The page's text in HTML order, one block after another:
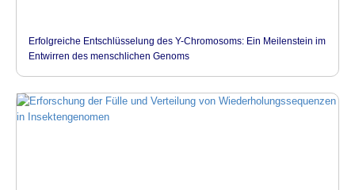
Erfolgreiche Entschlüsselung des Y-Chromosoms: Ein Meilenstein im
Entwirren des menschlichen Genoms